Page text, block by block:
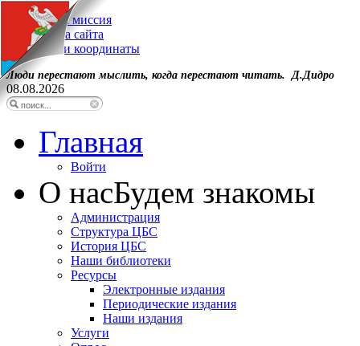
Наша миссия
Карта сайта
Наши координаты
Люди перестают мыслить, когда перестают читать. Д.Дидро
08.08.2026
Главная
Войти
О насБудем знакомы
Администрация
Структура ЦБС
История ЦБС
Наши библиотеки
Ресурсы
Электронные издания
Периодические издания
Наши издания
Услуги